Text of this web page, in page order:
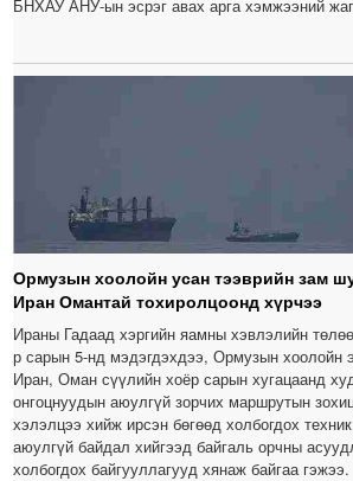
БНХАУ АНУ-ын эсрэг авах арга хэмжээний
Ормузын хоолойн усан тээврийн зам
Иран Омантай тохиролцоонд хүрчээ
Ираны Гадаад хэргийн яамны хэвлэлийн
р сарын 5-нд мэдэгдэхдээ, Ормузын хоолойн
Иран, Оман сүүлийн хоёр сарын хугацаанд
онгоцнуудын аюулгүй зорчих маршрутын
хэлэлцээ хийж ирсэн бөгөөд холбогдох
аюулгүй байдал хийгээд байгаль орчны
холбогдох байгууллагууд хянаж байгаа гэжээ.